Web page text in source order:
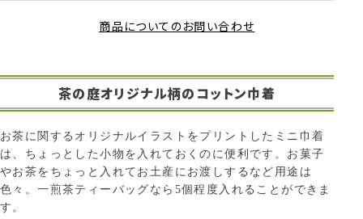
商品についてのお問い合わせ
茶の庭オリジナル柄のコットン巾着
お茶に関するオリジナルイラストをプリントしたミニ巾着
は、ちょっとした小物を入れておくのに便利です。お菓子
やお茶をちょっと入れてお土産にお渡しするなど用途は
色々。一煎茶ティーバッグなら5個程度入れることができま
す。